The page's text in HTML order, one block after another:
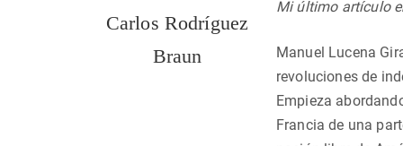
Carlos Rodríguez
Braun
Mi último artículo
Manuel Lucena
revoluciones de
Empieza
Francia de una